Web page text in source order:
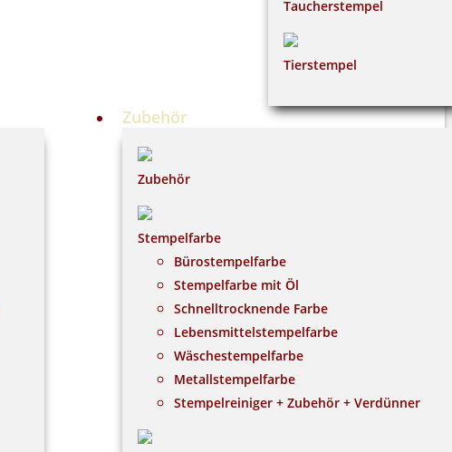
Taucherstempel
Tierstempel
Zubehör
Zubehör
Stempelfarbe
Bürostempelfarbe
Stempelfarbe mit Öl
Schnelltrocknende Farbe
Lebensmittelstempelfarbe
Wäschestempelfarbe
Metallstempelfarbe
Stempelreiniger + Zubehör + Verdünner